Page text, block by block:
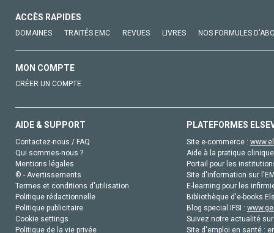
ACCÈS RAPIDES
DOMAINES TRAITÉS EMC REVUES LIVRES NOS FORMULES
MON COMPTE
CRÉER UN COMPTE
AIDE & SUPPORT
Contactez-nous / FAQ
Qui sommes-nous ?
Mentions légales
© - Avertissements
Termes et conditions d'utilisation
Politique rédactionnelle
Politique publicitaire
Cookie settings
Politique de la vie privée
PLATEFORMES
Site e-commerce :
Aide à la pratique
Portail pour les
Site d'information sur
E-learning pour les
Bibliothèque d'e-books
Blog special IFSI :
Suivez notre actualité
Site d'emploi en santé :